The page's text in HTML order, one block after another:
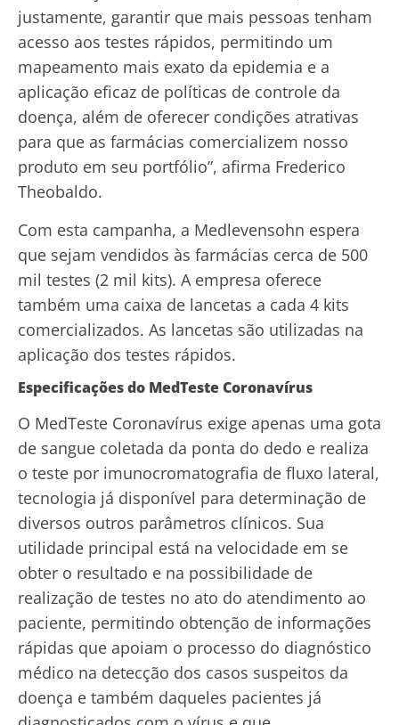
justamente, garantir que mais pessoas tenham
acesso aos testes rápidos, permitindo um
mapeamento mais exato da epidemia e a
aplicação eficaz de políticas de controle da
doença, além de oferecer condições atrativas
para que as farmácias comercializem nosso
produto em seu portfólio”, afirma Frederico
Theobaldo.
Com esta campanha, a Medlevensohn espera
que sejam vendidos às farmácias cerca de 500
mil testes (2 mil kits). A empresa oferece
também uma caixa de lancetas a cada 4 kits
comercializados. As lancetas são utilizadas na
aplicação dos testes rápidos.
Especificações do MedTeste Coronavírus
O MedTeste Coronavírus exige apenas uma gota
de sangue coletada da ponta do dedo e realiza
o teste por imunocromatografia de fluxo lateral,
tecnologia já disponível para determinação de
diversos outros parâmetros clínicos. Sua
utilidade principal está na velocidade em se
obter o resultado e na possibilidade de
realização de testes no ato do atendimento ao
paciente, permitindo obtenção de informações
rápidas que apoiam o processo do diagnóstico
médico na detecção dos casos suspeitos da
doença e também daqueles pacientes já